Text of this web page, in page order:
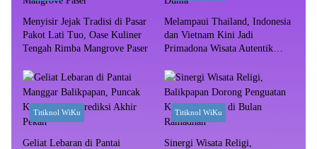
Menyisir Jejak Tradisi di Pasar
Pakot Lati Tuo, Oase Kuliner
Tengah Rimba Mangrove Paser
Melampaui Thailand, Indonesia
dan Vietnam Kini Jadi
Primadona Wisata Autentik
Titiknol WiKu
Geliat Lebaran di Pantai
Titiknol WiKu
Sinergi Wisata Religi,